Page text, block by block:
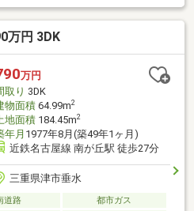
万円 3DK
万円
取り 3DK
物面積64.99m2
地面積184.45m2
年月1977年8月(築49年1ヶ月)
近鉄名古屋線 南が丘駅 徒歩27分
三重県津市垂水
道路
都市ガス